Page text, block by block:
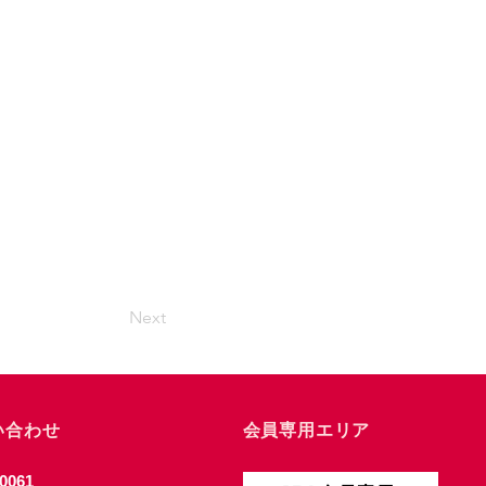
Next
合わせ 会員専用エリア